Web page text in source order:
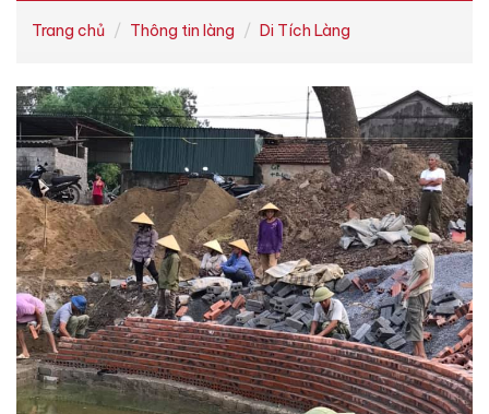
Trang chủ Thông tin làng Di Tích Làng